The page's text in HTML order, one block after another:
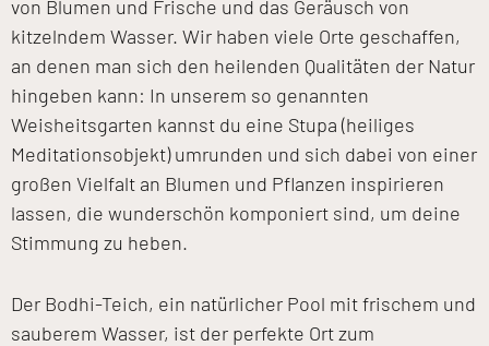
von Blumen und Frische und das Geräusch von
kitzelndem Wasser. Wir haben viele Orte geschaffen,
an denen man sich den heilenden Qualitäten der Natur
hingeben kann: In unserem so genannten
Weisheitsgarten kannst du eine Stupa (heiliges
Meditationsobjekt) umrunden und sich dabei von einer
großen Vielfalt an Blumen und Pflanzen inspirieren
lassen, die wunderschön komponiert sind, um deine
Stimmung zu heben.
Der Bodhi-Teich, ein natürlicher Pool mit frischem und
sauberem Wasser, ist der perfekte Ort zum